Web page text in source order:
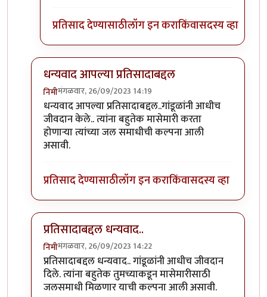
प्रतिसाद देण्यासाठीलॉग इन कराकिंवासदस्य व्हा
धन्यवाद आपल्या प्रतिसादाबद्दल
निमीमंगळवार, 26/09/2023 14:19
In reply toछान. खत प्रकल्प आवडला. आमच्याby
धन्यवाद आपल्या प्रतिसादाबद्दल..गांडूळांनी आधीच
जीवदान केले.. त्यांना बहुतेक मासेमारी करता
होणाऱ्या त्यांच्या जल समाधीची कल्पना आली
असावी.
प्रतिसाद देण्यासाठीलॉग इन कराकिंवासदस्य व्हा
प्रतिसादाबद्दल धन्यवाद..
निमीमंगळवार, 26/09/2023 14:22
In reply toछान. खत प्रकल्प आवडला. आमच्याby
प्रतिसादाबद्दल धन्यवाद.. गांडूळांनी आधीच जीवदान
दिले. त्यांना बहुतेक तुमच्याकडून मासेमारीसाठी
जलसमाधी मिळणार याची कल्पना आली असावी.